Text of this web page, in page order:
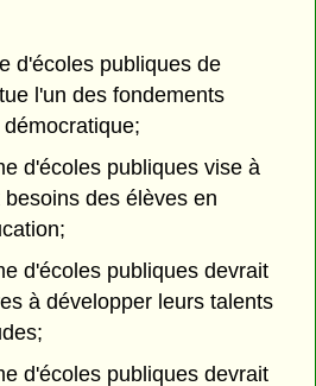
d'écoles publiques de
l'un des fondements
d'écoles publiques vise à
des élèves en
d'écoles publiques devrait
à développer leurs talents
d'écoles publiques devrait